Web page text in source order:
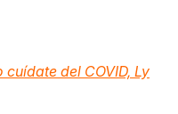
del COVID, Ly